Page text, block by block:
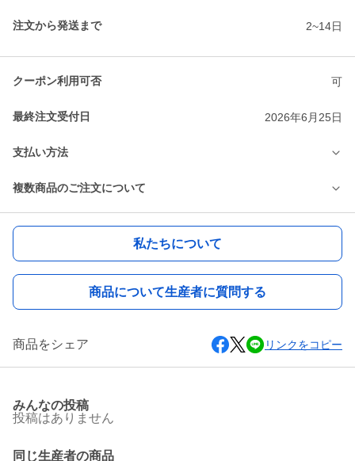
注文から発送まで 2~14日
クーポン利用可否 可
最終注文受付日 2026年6月25日
支払い方法
複数商品のご注文について
私たちについて
商品について生産者に質問する
商品をシェア リンクをコピー
みんなの投稿
投稿はありません
同じ生産者の商品